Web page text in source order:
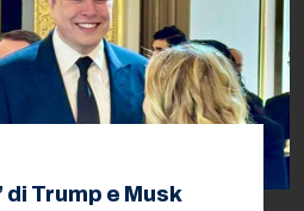
Trump e Musk